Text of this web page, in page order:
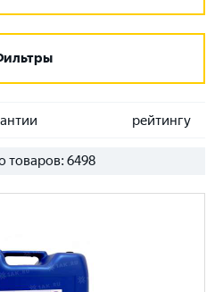
рейтингу
товаров: 6498